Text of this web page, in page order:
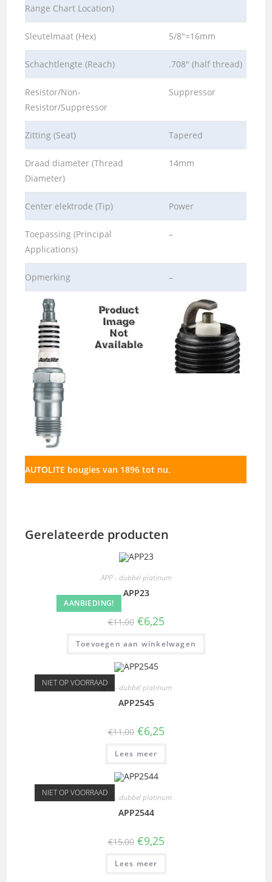
Range Chart Location)
Sleutelmaat (Hex) 5/8″=16mm
Schachtlengte (Reach) .708″ (half thread)
Resistor/Non-
Resistor/Suppressor
Suppressor
Zitting (Seat) Tapered
Draad diameter (Thread
Diameter)
14mm
Center elektrode (Tip) Power
Toepassing (Principal
Applications)
–
Opmerking –
AUTOLITE bougies van 1896 tot nu.
Gerelateerde producten
AANBIEDING!
APP - dubbel platinum
APP23
€11,00 €6,25
Toevoegen aan winkelwagen
NIET OP VOORRAADAPP - dubbel platinum
APP2545
€11,00 €6,25
Lees meer
NIET OP VOORRAADAPP - dubbel platinum
APP2544
€15,00 €9,25
Lees meer